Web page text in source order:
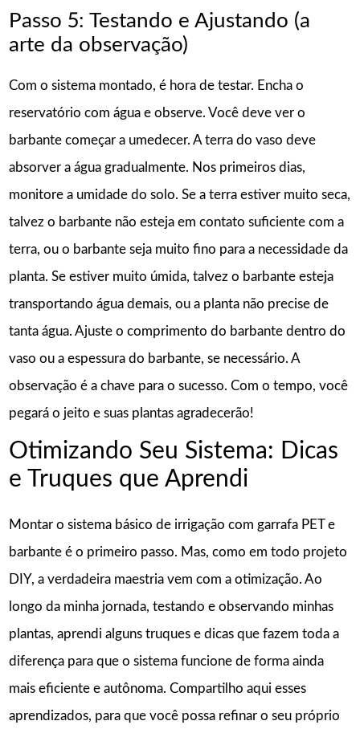
Passo 5: Testando e Ajustando (a
arte da observação)
Com o sistema montado, é hora de testar. Encha o
reservatório com água e observe. Você deve ver o
barbante começar a umedecer. A terra do vaso deve
absorver a água gradualmente. Nos primeiros dias,
monitore a umidade do solo. Se a terra estiver muito seca,
talvez o barbante não esteja em contato suficiente com a
terra, ou o barbante seja muito fino para a necessidade da
planta. Se estiver muito úmida, talvez o barbante esteja
transportando água demais, ou a planta não precise de
tanta água. Ajuste o comprimento do barbante dentro do
vaso ou a espessura do barbante, se necessário. A
observação é a chave para o sucesso. Com o tempo, você
pegará o jeito e suas plantas agradecerão!
Otimizando Seu Sistema: Dicas
e Truques que Aprendi
Montar o sistema básico de irrigação com garrafa PET e
barbante é o primeiro passo. Mas, como em todo projeto
DIY, a verdadeira maestria vem com a otimização. Ao
longo da minha jornada, testando e observando minhas
plantas, aprendi alguns truques e dicas que fazem toda a
diferença para que o sistema funcione de forma ainda
mais eficiente e autônoma. Compartilho aqui esses
aprendizados, para que você possa refinar o seu próprio